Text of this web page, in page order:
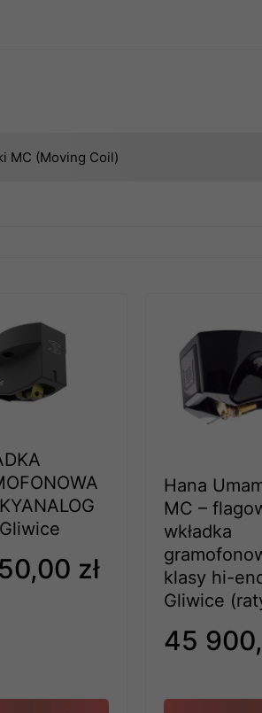
MC (Moving Coil)
zł
Hana
MC –
wkładka
klasy hi-
Gliwice
45